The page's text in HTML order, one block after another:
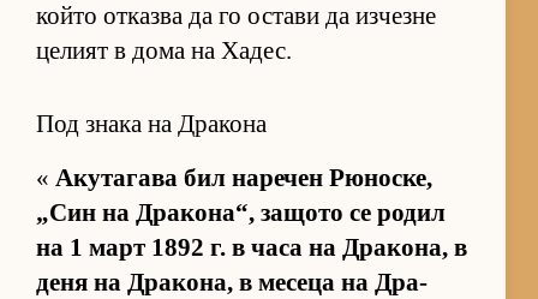
който от­казва да го ос­тави да из­чезне
це­лият в дома на Ха­дес.
Под знака на Дракона
« Аку­та­гава бил на­ре­чен Рю­нос­ке,
„Син на Дра­ко­на“, за­щото се ро­дил
на 1 март 1892 г. в часа на Дра­ко­на, в
деня на Дра­ко­на, в ме­сеца на Дра­